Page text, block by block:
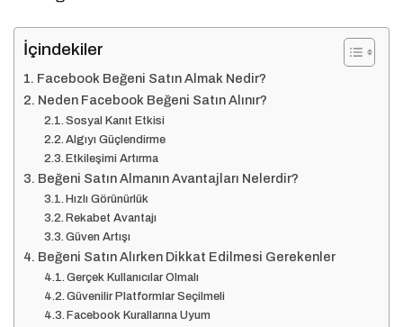
İçindekiler
Facebook Beğeni Satın Almak Nedir?
Neden Facebook Beğeni Satın Alınır?
Sosyal Kanıt Etkisi
Algıyı Güçlendirme
Etkileşimi Artırma
Beğeni Satın Almanın Avantajları Nelerdir?
Hızlı Görünürlük
Rekabet Avantajı
Güven Artışı
Beğeni Satın Alırken Dikkat Edilmesi Gerekenler
Gerçek Kullanıcılar Olmalı
Güvenilir Platformlar Seçilmeli
Facebook Kurallarına Uyum